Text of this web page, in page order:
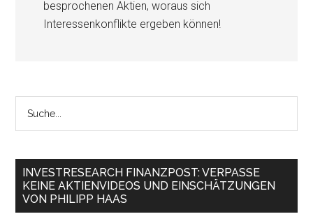
besprochenen Aktien, woraus sich
Interessenkonflikte ergeben können!
INVESTRESEARCH FINANZPOST: VERPASSE
KEINE AKTIENVIDEOS UND EINSCHÄTZUNGEN
VON PHILIPP HAAS